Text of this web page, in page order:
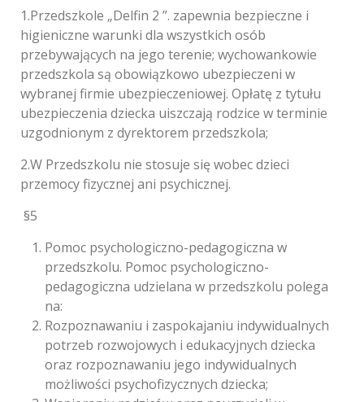
1.Przedszkole „Delfin 2 ”. zapewnia bezpieczne i
higieniczne warunki dla wszystkich osób
przebywających na jego terenie; wychowankowie
przedszkola są obowiązkowo ubezpieczeni w
wybranej firmie ubezpieczeniowej. Opłatę z tytułu
ubezpieczenia dziecka uiszczają rodzice w terminie
uzgodnionym z dyrektorem przedszkola;
2.W Przedszkolu nie stosuje się wobec dzieci
przemocy fizycznej ani psychicznej.
§5
Pomoc psychologiczno-pedagogiczna w
przedszkolu. Pomoc psychologiczno-
pedagogiczna udzielana w przedszkolu polega
na:
Rozpoznawaniu i zaspokajaniu indywidualnych
potrzeb rozwojowych i edukacyjnych dziecka
oraz rozpoznawaniu jego indywidualnych
możliwości psychofizycznych dziecka;